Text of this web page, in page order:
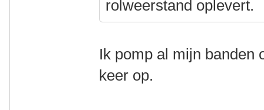
rolweerstand oplevert.
Ik pomp al mijn banden
keer op.